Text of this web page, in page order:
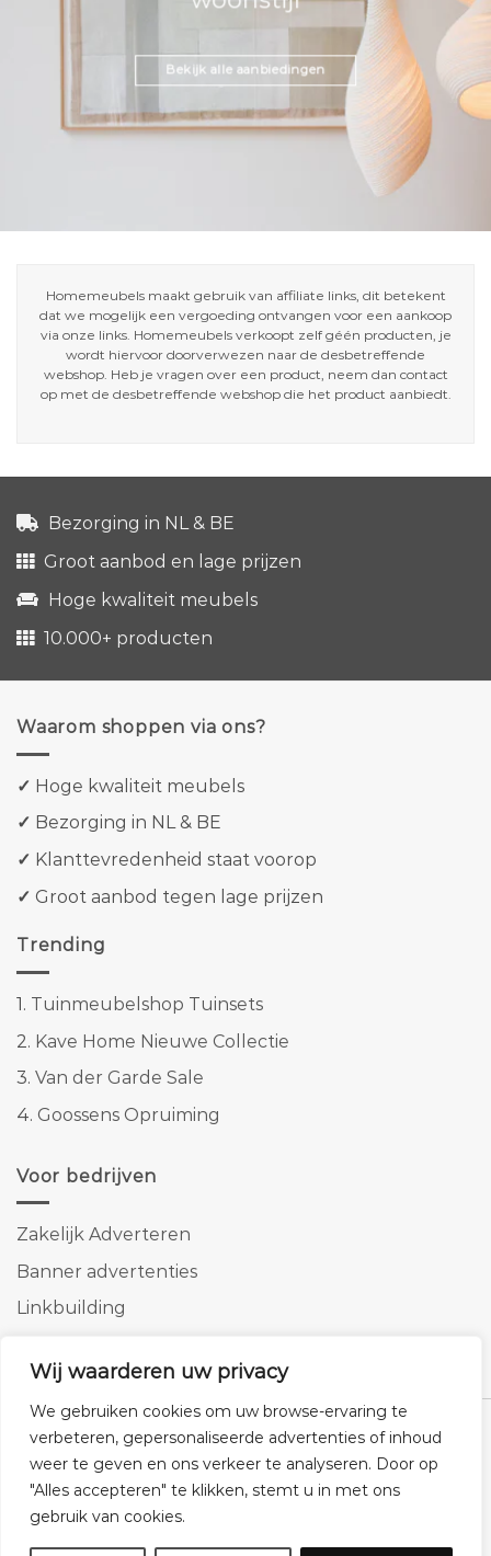
Wij waarderen uw privacy
We gebruiken cookies om uw browse-ervaring te
verbeteren, gepersonaliseerde advertenties of inhoud
weer te geven en ons verkeer te analyseren. Door op
"Alles accepteren" te klikken, stemt u in met ons
gebruik van cookies.
Bekijk alle aanbiedingen
Homemeubels maakt gebruik van affiliate links, dit betekent
dat we mogelijk een vergoeding ontvangen voor een aankoop
via onze links. Homemeubels verkoopt zelf géén producten, je
wordt hiervoor doorverwezen naar de desbetreffende
webshop. Heb je vragen over een product, neem dan contact
op met de desbetreffende webshop die het product aanbiedt.
Bezorging in NL & BE
Groot aanbod en lage prijzen
Hoge kwaliteit meubels
10.000+ producten
Waarom shoppen via ons?
✓ Hoge kwaliteit meubels
✓ Bezorging in NL & BE
✓ Klanttevredenheid staat voorop
✓ Groot aanbod tegen lage prijzen
Trending
1. Tuinmeubelshop Tuinsets
2. Kave Home Nieuwe Collectie
3. Van der Garde Sale
4. Goossens Opruiming
Voor bedrijven
Zakelijk Adverteren
Banner advertenties
Linkbuilding
Klantenservice Cookies Privacybeleid Disclaimer
© 2026 -